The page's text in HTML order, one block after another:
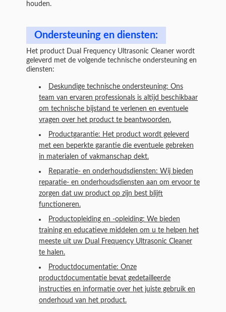
houden.
Ondersteuning en diensten:
Het product Dual Frequency Ultrasonic Cleaner wordt
geleverd met de volgende technische ondersteuning en
diensten:
Deskundige technische ondersteuning: Ons
team van ervaren professionals is altijd beschikbaar
om technische bijstand te verlenen en eventuele
vragen over het product te beantwoorden.
Productgarantie: Het product wordt geleverd
met een beperkte garantie die eventuele gebreken
in materialen of vakmanschap dekt.
Reparatie- en onderhoudsdiensten: Wij bieden
reparatie- en onderhoudsdiensten aan om ervoor te
zorgen dat uw product op zijn best blijft
functioneren.
Productopleiding en -opleiding: We bieden
training en educatieve middelen om u te helpen het
meeste uit uw Dual Frequency Ultrasonic Cleaner
te halen.
Productdocumentatie: Onze
productdocumentatie bevat gedetailleerde
instructies en informatie over het juiste gebruik en
onderhoud van het product.